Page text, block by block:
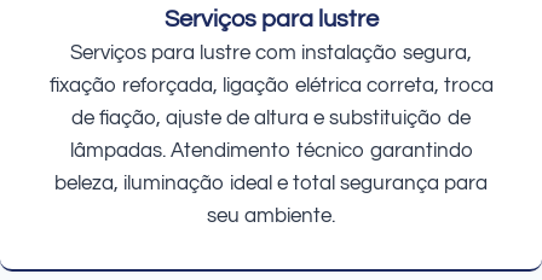
Serviços para lustre
Serviços para lustre com instalação segura,
fixação reforçada, ligação elétrica correta, troca
de fiação, ajuste de altura e substituição de
lâmpadas. Atendimento técnico garantindo
beleza, iluminação ideal e total segurança para
seu ambiente.